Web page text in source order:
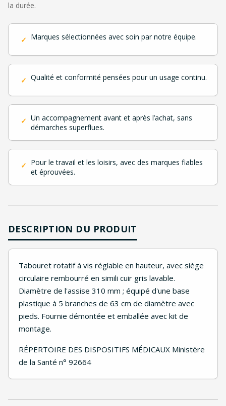
la durée.
✓ Marques sélectionnées avec soin par notre équipe.
✓ Qualité et conformité pensées pour un usage continu.
✓ Un accompagnement avant et après l’achat, sans
démarches superflues.
✓ Pour le travail et les loisirs, avec des marques fiables
et éprouvées.
DESCRIPTION DU PRODUIT
Tabouret rotatif à vis réglable en hauteur, avec siège
circulaire rembourré en simili cuir gris lavable.
Diamètre de l'assise 310 mm ; équipé d'une base
plastique à 5 branches de 63 cm de diamètre avec
pieds. Fournie démontée et emballée avec kit de
montage.
RÉPERTOIRE DES DISPOSITIFS MÉDICAUX Ministère
de la Santé n° 92664